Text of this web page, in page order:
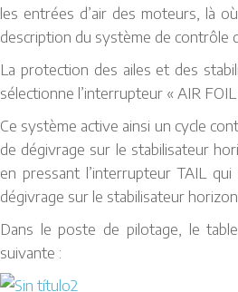
les entrées d’air des moteurs, là
description du système de contrôle
La protection des ailes et des
sélectionne l’interrupteur « AIR FOIL
Ce système active ainsi un cycle
de dégivrage sur le stabilisateur
en pressant l’interrupteur TAIL
dégivrage sur le stabilisateur
Dans le poste de pilotage, le
suivante :